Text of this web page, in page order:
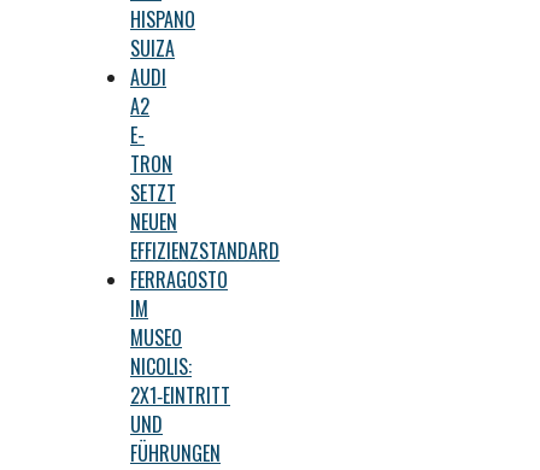
HISPANO
SUIZA
AUDI
A2
E-
TRON
SETZT
NEUEN
EFFIZIENZSTANDARD
FERRAGOSTO
IM
MUSEO
NICOLIS:
2X1‑EINTRITT
UND
FÜHRUNGEN